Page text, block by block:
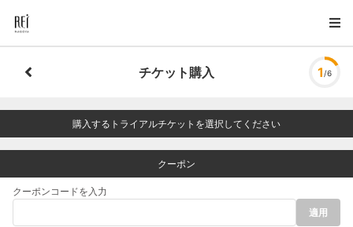
チケット購入 1 /6
購入するトライアルチケットを選択してください
クーポン
クーポンコードを入力
適用